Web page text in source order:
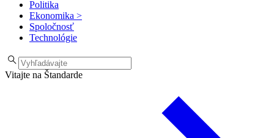
Politika
Ekonomika >
Spoločnosť
Technológie
Vitajte na Štandarde